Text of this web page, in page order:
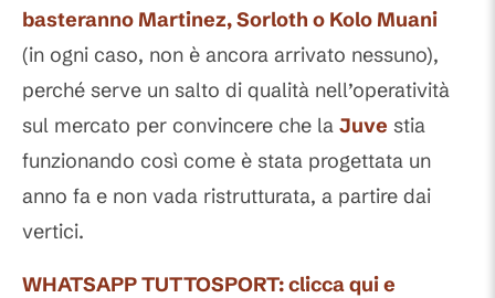
basteranno Martinez,Sorloth o Kolo Muani
(in ogni caso, non è ancora arrivato nessuno),
perché serve un salto di qualità nell’operatività
sul mercato per convincere che la Juve stia
funzionando così come è stata progettata un
anno fa e non vada ristrutturata, a partire dai
vertici.
WHATSAPP TUTTOSPORT: clicca qui e